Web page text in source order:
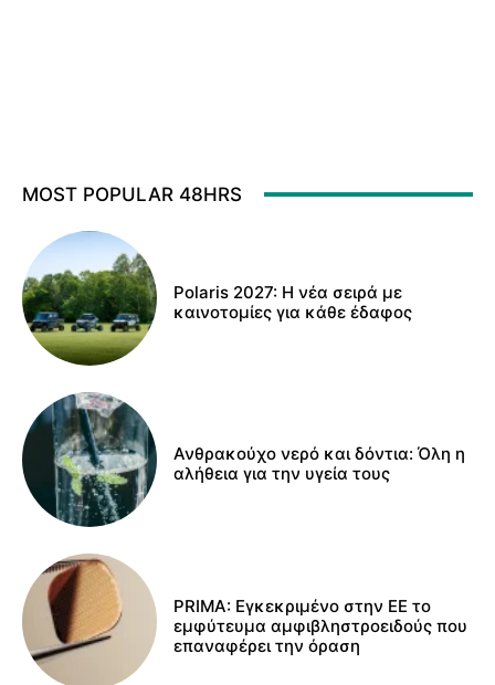
MOST POPULAR 48HRS
Polaris 2027: Η νέα σειρά με
καινοτομίες για κάθε έδαφος
Ανθρακούχο νερό και δόντια: Όλη η
αλήθεια για την υγεία τους
PRIMA: Εγκεκριμένο στην ΕΕ το
εμφύτευμα αμφιβληστροειδούς που
επαναφέρει την όραση